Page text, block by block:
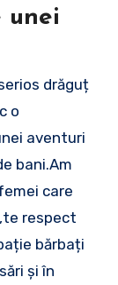
unei
o
aventuri
bani.Am
care
respect
bărbați
și în